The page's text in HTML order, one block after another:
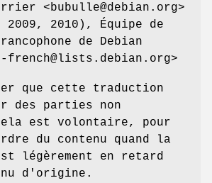
<bubulle@debian.org>
2009, 2010), Équipe de
de Debian
french@lists.debian.org>
que cette traduction
des parties non
est volontaire, pour
du contenu quand la
légèrement en retard
d'origine.